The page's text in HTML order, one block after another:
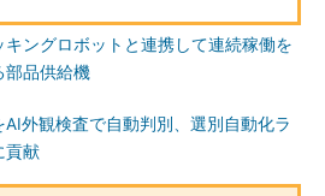
キングロボットと連携して連続稼働を
部品供給機
AI外観検査で自動判別、選別自動化ラ
貢献